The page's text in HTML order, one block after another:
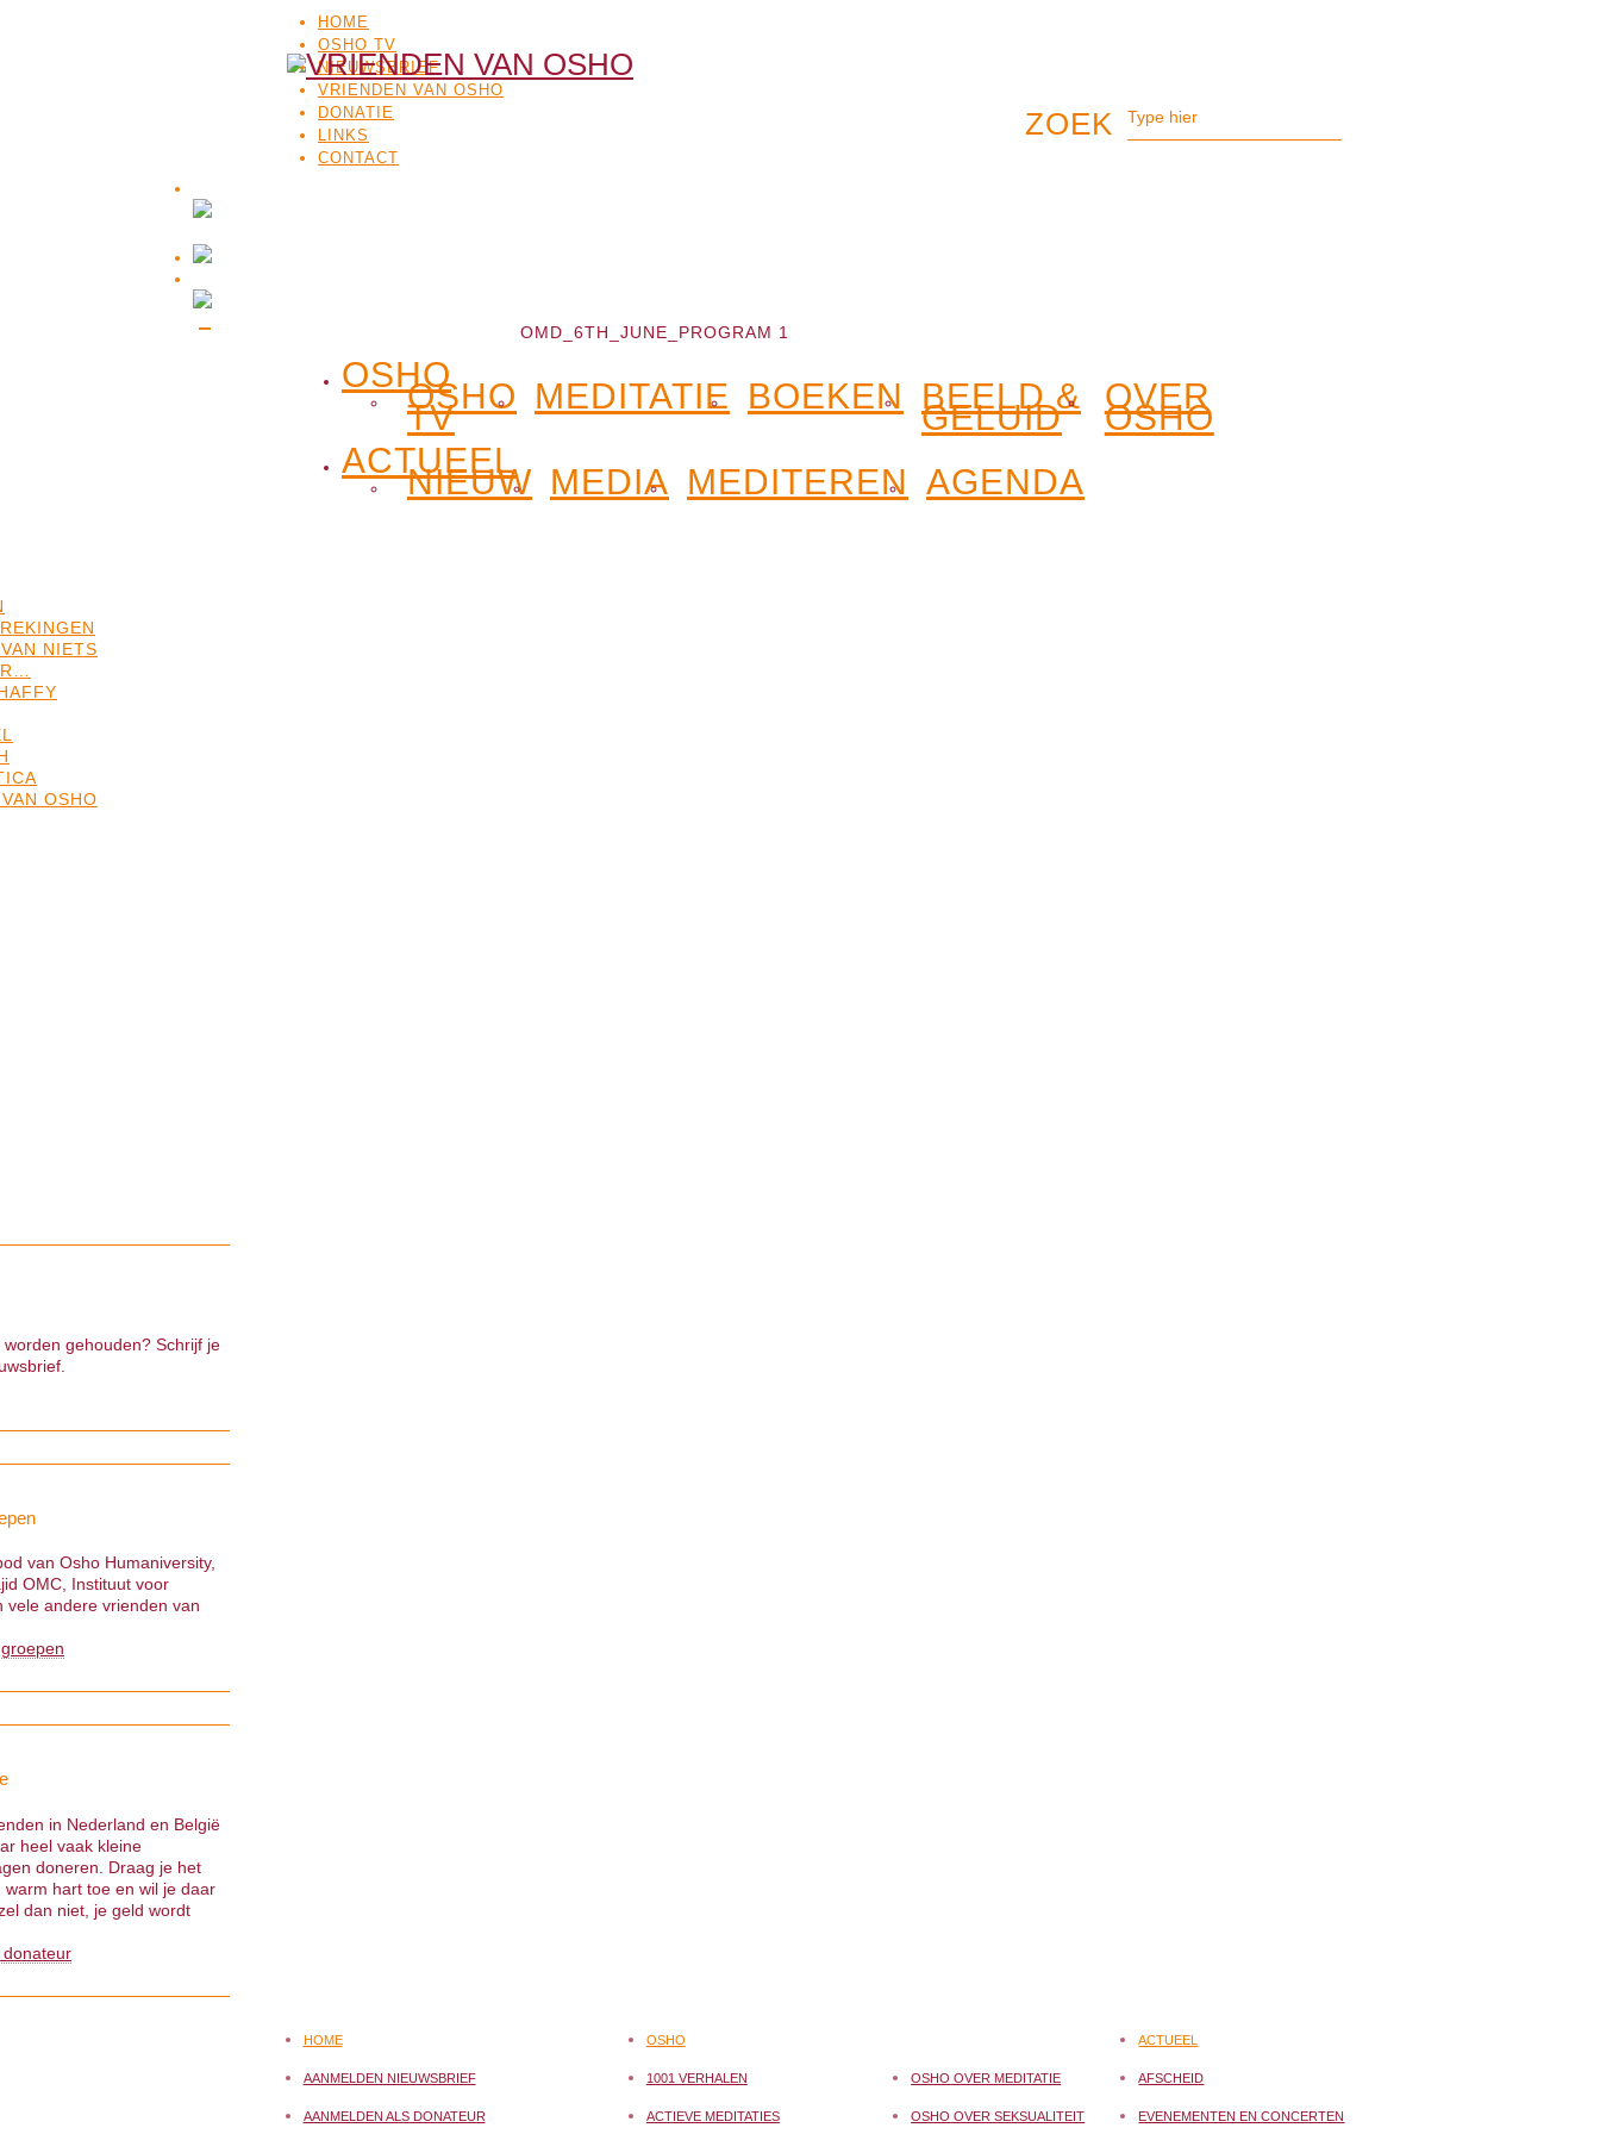
HOME
OSHO TV
NIEUWSBRIEF
VRIENDEN VAN OSHO
DONATIE
LINKS
CONTACT
OSHO
OSHO
TV
MEDITATIE BOEKEN BEELD &
GELUID
OVER
OSHO
ACTUEEL
NIEUW MEDIA MEDITEREN AGENDA
OMD_6TH_JUNE_PROGRAM 1
NIETS
OSHO
gehouden? Schrijf je
van Osho Humaniversity,
OMC, Instituut voor
vele andere vrienden van
in Nederland en België
heel vaak kleine
doneren. Draag je het
hart toe en wil je daar
dan niet, je geld wordt
HOME
AANMELDEN NIEUWSBRIEF
AANMELDEN ALS DONATEUR
OSHO
1001 VERHALEN
ACTIEVE MEDITATIES
OSHO OVER MEDITATIE
OSHO OVER SEKSUALITEIT
ACTUEEL
AFSCHEID
EVENEMENTEN EN CONCERTEN